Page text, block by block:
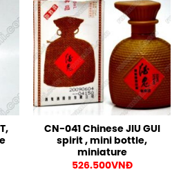
CN-041 Chinese JIU GUI
spirit , mini bottle,
miniature
526.500VNĐ